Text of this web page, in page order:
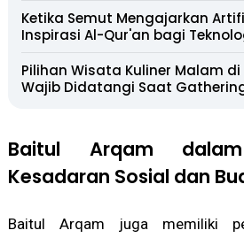
Ketika Semut Mengajarkan
Inspirasi Al-Qur'an bagi
Pilihan Wisata Kuliner Malam
Wajib Didatangi Saat
Baitul Arqam
Kesadaran Sosial dan
Baitul Arqam juga memiliki